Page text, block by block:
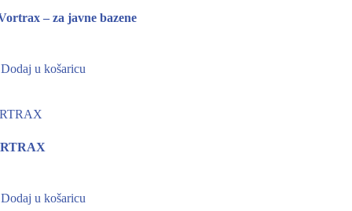
– za javne bazene
Dodaj u košaricu
Dodaj u košaricu